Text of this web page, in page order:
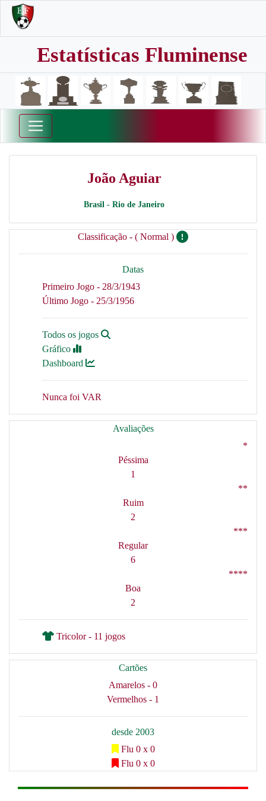
Estatísticas Fluminense
João Aguiar
Brasil - Rio de Janeiro
Classificação - ( Normal )
Datas
Primeiro Jogo - 28/3/1943
Último Jogo - 25/3/1956
Todos os jogos
Gráfico
Dashboard
Nunca foi VAR
Avaliações
*
Péssima
1
**
Ruim
2
***
Regular
6
****
Boa
2
Tricolor - 11 jogos
Cartões
Amarelos - 0
Vermelhos - 1
desde 2003
Flu 0 x 0
Flu 0 x 0